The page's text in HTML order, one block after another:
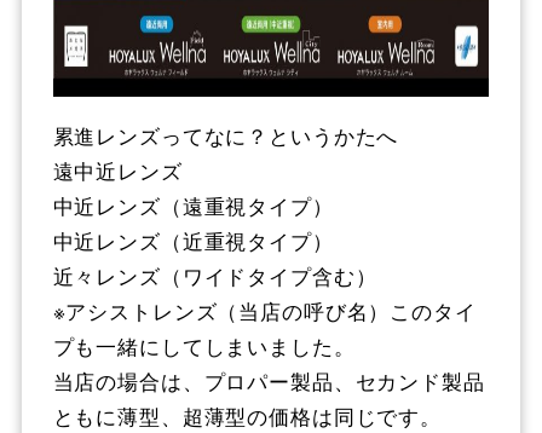
累進レンズってなに？というかたへ
遠中近レンズ
中近レンズ（遠重視タイプ）
中近レンズ（近重視タイプ）
近々レンズ（ワイドタイプ含む）
※アシストレンズ（当店の呼び名）このタイ
プも一緒にしてしまいました。
当店の場合は、プロパー製品、セカンド製品
ともに薄型、超薄型の価格は同じです。